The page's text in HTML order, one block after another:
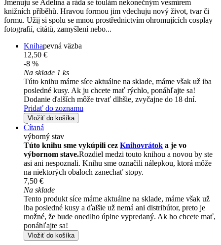
Jmenuju se Adelína a ráda se toulám nekonečným vesmírem
knižních příběhů. Hravou formou jim vdechuju nový život, tvar či
formu. Užij si spolu se mnou prostřednictvím ohromujících cosplay
fotografií, citátů, zamyšlení nebo...
Knihapevná väzba
12,50 €
-8 %
Na sklade 1 ks
Túto knihu máme síce aktuálne na sklade, máme však už iba
posledné kusy. Ak ju chcete mať rýchlo, ponáhľajte sa!
Dodanie ďalších môže trvať dlhšie, zvyčajne do 18 dní.
Pridať do zoznamu
Vložiť do košíka
Čítaná
výborný stav
Túto knihu sme vykúpili cez Knihovrátok a je vo
výbornom stave.Rozdiel medzi touto knihou a novou by ste
asi ani nespoznali. Knihu sme označili nálepkou, ktorá môže
na niektorých obaloch zanechať stopy.
7,50 €
Na sklade
Tento produkt síce máme aktuálne na sklade, máme však už
iba posledné kusy a ďalšie už nemá ani distribútor, preto je
možné, že bude onedlho úplne vypredaný. Ak ho chcete mať,
ponáhľajte sa!
Vložiť do košíka